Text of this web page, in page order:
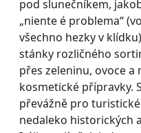
pod slunečníkem,
„niente é problema“
všechno hezky v
stánky rozličného
přes zeleninu, ovoce a
kosmetické přípravky.
převážně pro
nedaleko historických